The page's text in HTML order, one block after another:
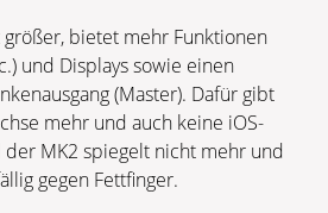
größer, bietet mehr Funktionen
und Displays sowie einen
(Master). Dafür gibt
mehr und auch keine iOS-
MK2 spiegelt nicht mehr und
gegen Fettfinger.